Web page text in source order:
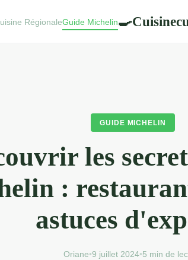
RégionaleGuide Michelin🍳
GUIDE MICHELIN
les
:
astuces
Oriane•9 juillet 2024•5 min de